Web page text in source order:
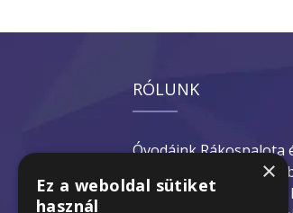
RÓLUNK
Óvodáink Rákospalota
kertvárosi
kertes házakkal, illetve
×
Ez a weboldal sütiket
használ